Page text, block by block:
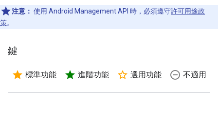
注意： 使用 Android Management API 時，必須遵守許可用途政
策。
鍵
star 標準功能 star 進階功能 star_border 選用功能 remove_circle_outline 不適用